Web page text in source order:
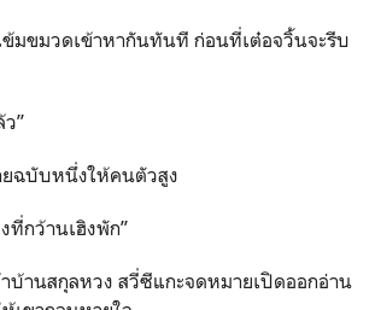
มขมวดเข้าหากันทันที ก่อนที่เต๋อจวิ้นจะรีบ
”
ฉบับหนึ่งให้คนตัวสูง
ที่กว้านเฮิงพัก”
บ้านสกุลหวง สวี่ซีแกะจดหมายเปิดออกอ่าน